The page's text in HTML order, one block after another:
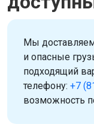
Мы
и опасные
подходящий
телефону: +7
возможность